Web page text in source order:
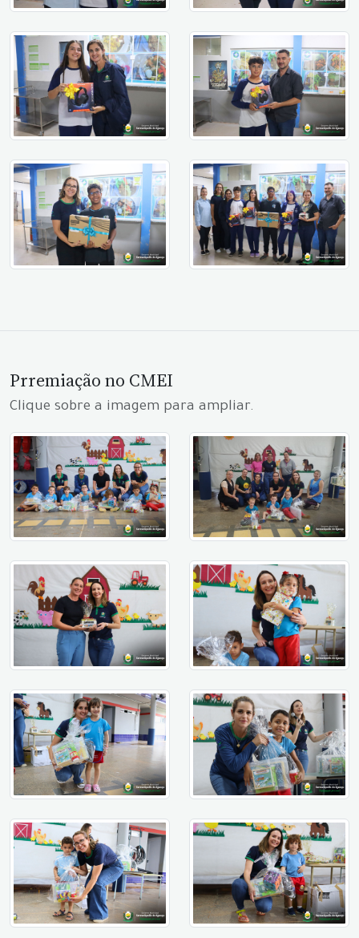
Prremiação no CMEI
Clique sobre a imagem para ampliar.